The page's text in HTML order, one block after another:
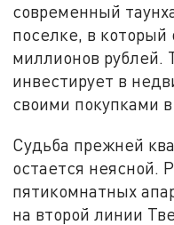
современный
поселке, в который
миллионов рублей.
инвестирует в
своими покупками
Судьба прежней
остается неясной.
пятикомнатных
на второй линии